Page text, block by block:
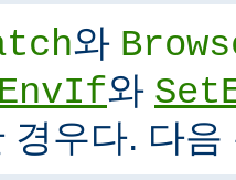
와
와
경우다. 다